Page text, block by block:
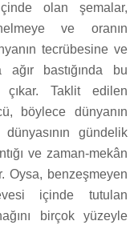
olan şemalar,
ve oranın
tecrübesine ve
ağır bastığında bu
çıkar. Taklit edilen
böylece dünyanın
gündelik
ve zaman-mekân
Oysa, benzeşmeyen
içinde tutulan
birçok yüzeyle